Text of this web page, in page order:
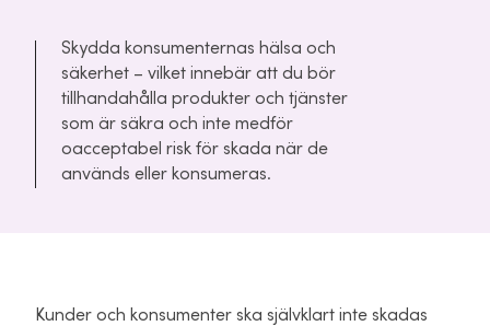
Skydda konsumenternas hälsa och
säkerhet – vilket innebär att du bör
tillhandahålla produkter och tjänster
som är säkra och inte medför
oacceptabel risk för skada när de
används eller konsumeras.
Kunder och konsumenter ska självklart inte skadas